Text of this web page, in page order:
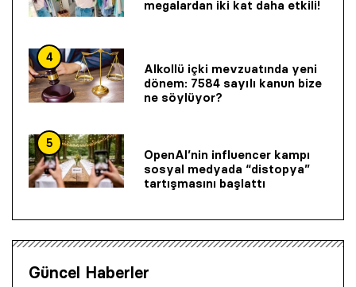
megalardan iki kat daha etkili!
4
Alkollü içki mevzuatında yeni
dönem: 7584 sayılı kanun bize
ne söylüyor?
5
OpenAI’nin influencer kampı
sosyal medyada “distopya”
tartışmasını başlattı
Güncel Haberler